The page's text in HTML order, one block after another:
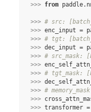
>>> from
>>> # src:
>>> enc_input =
>>> # tgt:
>>> dec_input =
>>> # src_mask:
>>>
>>> # tgt_mask:
>>>
>>> #
>>>
>>> transformer =